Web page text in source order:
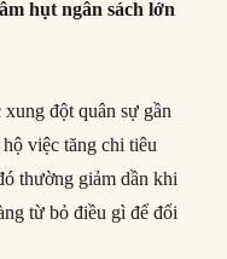
hụt ngân sách lớn
đột quân sự gần
việc tăng chi tiêu
thường giảm dần khi
từ bỏ điều gì để đổi